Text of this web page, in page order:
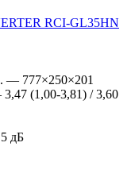
RCI-GL35HN
— 777×250×201
3,47 (1,00-3,81) / 3,60
дБ